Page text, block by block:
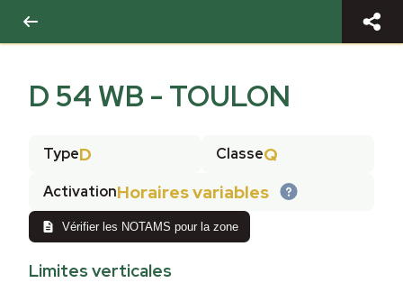
D 54 WB - TOULON
TypeD ClasseQ
ActivationHoraires variables
Vérifier les NOTAMS pour la zone
Limites verticales